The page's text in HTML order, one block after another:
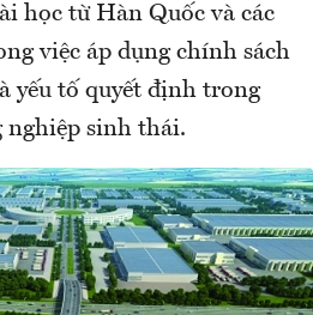
học từ Hàn Quốc và các
việc áp dụng chính sách
yếu tố quyết định trong
sinh thái.